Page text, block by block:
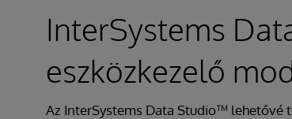
InterSystems
eszközkezelő
Az InterSystems Data Studio™ lehetővé